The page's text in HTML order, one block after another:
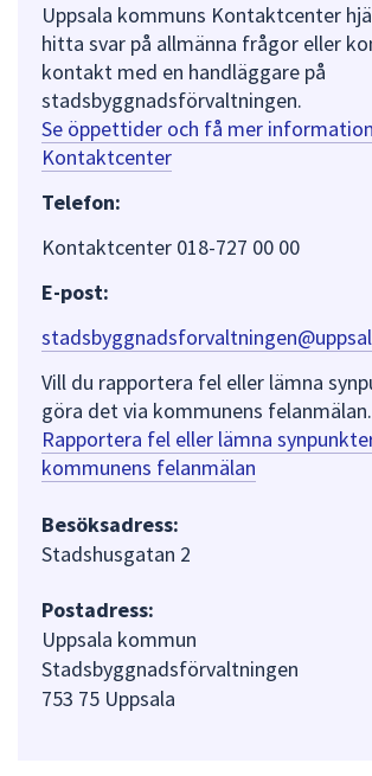
Uppsala kommuns Kontaktcenter
hitta svar på allmänna frågor eller
kontakt med en handläggare på
stadsbyggnadsförvaltningen.
Se öppettider och få mer
Kontaktcenter
Telefon:
Kontaktcenter 018-727 00 00
E-post:
Vill du rapportera fel eller lämna
göra det via kommunens felanmälan.
Rapportera fel eller lämna
kommunens felanmälan
Besöksadress:
Stadshusgatan 2
Postadress:
Uppsala kommun
Stadsbyggnadsförvaltningen
753 75 Uppsala